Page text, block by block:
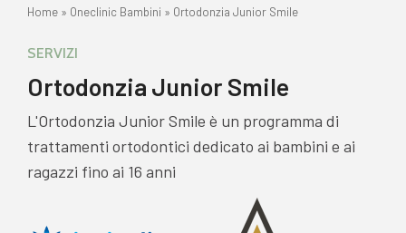
Home » Oneclinic Bambini » Ortodonzia Junior Smile
SERVIZI
Ortodonzia Junior Smile
L'Ortodonzia Junior Smile è un programma di
trattamenti ortodontici dedicato ai bambini e ai
ragazzi fino ai 16 anni